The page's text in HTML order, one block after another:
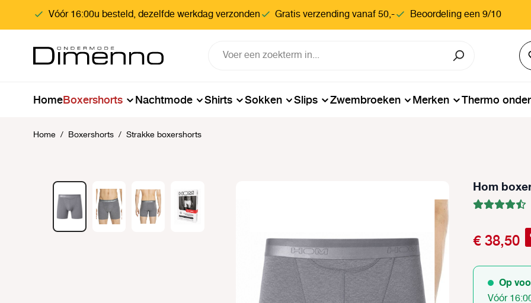
Ga naar de hoofdnavigatie
Vóór 16:00u besteld, dezelfde werkdag verzonden Gratis verzending vanaf 50,- Beoordeling een 9/10
HomeBoxershorts Nachtmode Shirts Sokken Slips Zwembroeken Merken Thermo
Home / Boxershorts / Strakke boxershorts
Afbeeldingengalerij overslaan Hom
€ 38,50
Op
Vóór